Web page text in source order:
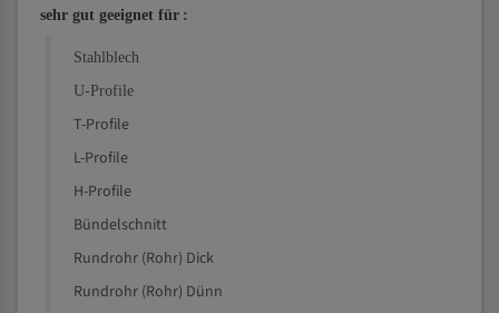
sehr gut geeignet für :
Stahlblech
U-Profile
T-Profile
L-Profile
H-Profile
Bündelschnitt
Rundrohr (Rohr) Dick
Rundrohr (Rohr) Dünn